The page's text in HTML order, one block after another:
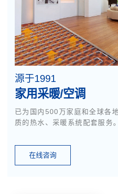
源于1991
家用采暖/空调
已为国内500万家庭和全球各
质的热水、采暖系统配套服务。
在线咨询